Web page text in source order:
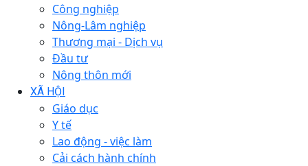
Công nghiệp
Nông-Lâm nghiệp
Thương mại - Dịch vụ
Đầu tư
Nông thôn mới
XÃ HỘI
Giáo dục
Y tế
Lao động - việc làm
Cải cách hành chính